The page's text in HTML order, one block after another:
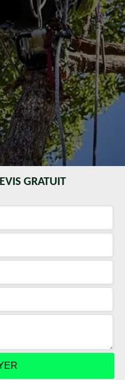
GRATUIT